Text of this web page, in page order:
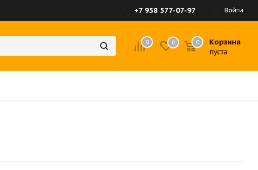
Войти
+7 958 577-07-97
0 0 Корзина
пуста
0